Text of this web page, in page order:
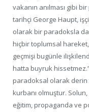
vakanın anılması gibi
tarihçi George Haupt,
olarak bir paradoksla
hiçbir toplumsal hareket,
geçmişi bugünle
hatta buyruk
paradoksal olarak derin
kurbanı olmuştur.
eğitim, propaganda ve